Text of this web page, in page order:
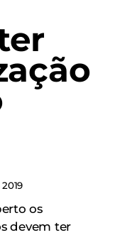
os
devem ter